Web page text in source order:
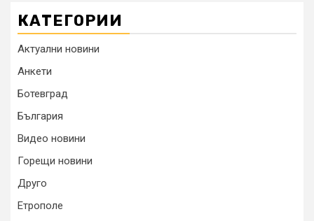
КАТЕГОРИИ
Актуални новини
Анкети
Ботевград
България
Видео новини
Горещи новини
Друго
Етрополе